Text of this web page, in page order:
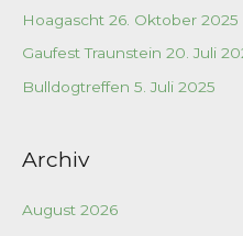
a
c
h
Hoagascht 26. Oktober 2025
Gaufest Traunstein 20. Juli
Bulldogtreffen 5. Juli 2025
Archiv
August 2026